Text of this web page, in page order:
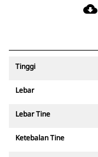
cloud_download
Tinggi
Lebar
Lebar Tine
Ketebalan Tine